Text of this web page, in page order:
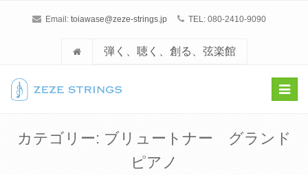
Email: toiawase@zeze-strings.jp TEL: 080-2410-9090
弾く、聴く、創る、弦楽館
カテゴリー: ブリュートナー グランド
ピアノ